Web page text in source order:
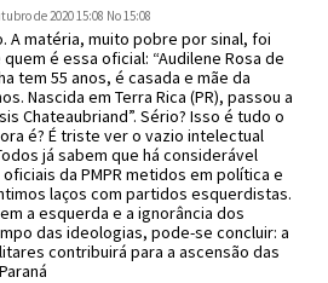
de 2020 15:08 No 15:08
A matéria, muito pobre por sinal, foi
é essa oficial: “Audilene Rosa de
tem 55 anos, é casada e mãe da
Nascida em Terra Rica (PR), passou a
Chateaubriand”. Sério? Isso é tudo o
é? É triste ver o vazio intelectual
já sabem que há considerável
da PMPR metidos em política e
laços com partidos esquerdistas.
a esquerda e a ignorância dos
das ideologias, pode-se concluir: a
contribuirá para a ascensão das